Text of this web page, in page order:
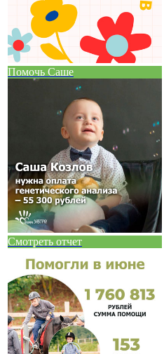
Помочь Саше
Смотреть отчет